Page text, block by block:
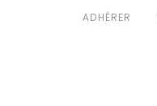
ADHÉRER